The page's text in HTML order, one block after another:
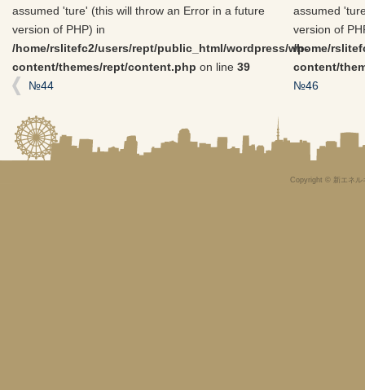
assumed 'ture' (this will throw an Error in a future
version of PHP) in
/home/rslitefc2/users/rept/public_html/wordpress/wp-
content/themes/rept/content.php on line 39
№44
assumed
version of
/home/
content/
№46
Copyright © 新エネル